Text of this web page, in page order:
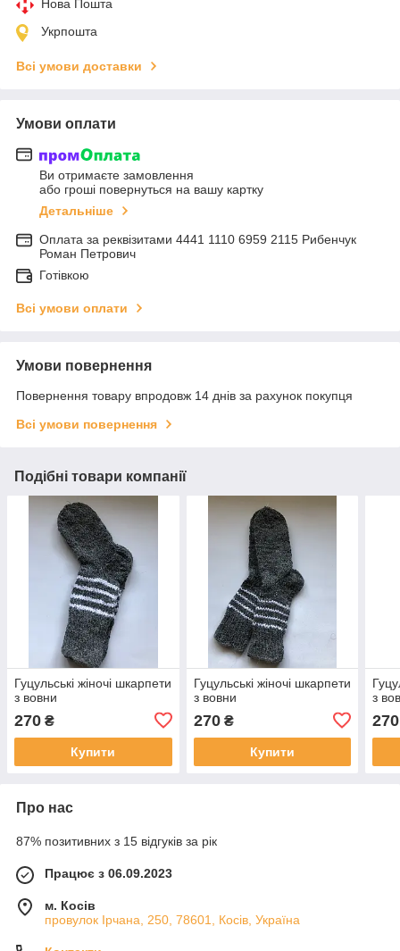
Нова Пошта
Укрпошта
Всі умови доставки
Умови оплати
Ви отримаєте замовлення
або гроші повернуться на вашу картку
Детальніше
Оплата за реквізитами 4441 1110 6959 2115 Рибенчук
Роман Петрович
Готівкою
Всі умови оплати
Умови повернення
Повернення товару впродовж 14 днів за рахунок покупця
Всі умови повернення
Подібні товари компанії
Гуцульські жіночі шкарпети
з вовни
270 ₴
Купити
Гуцульські жіночі шкарпети
з вовни
270₴
Купити
з
270
Про нас
87% позитивних з 15 відгуків за рік
Працює з 06.09.2023
м. Косів
провулок Ірчана, 250, 78601, Косів, Україна